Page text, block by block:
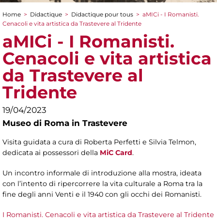
You are here
Home > Didactique > Didactique pour tous > aMICi - I Romanisti.
Cenacoli e vita artistica da Trastevere al Tridente
aMICi - I Romanisti.
Cenacoli e vita artistica
da Trastevere al
Tridente
19/04/2023
Museo di Roma in Trastevere
Visita guidata a cura di Roberta Perfetti e Silvia Telmon,
dedicata ai possessori della MiC Card.
Un incontro informale di introduzione alla mostra, ideata
con l’intento di ripercorrere la vita culturale a Roma tra la
fine degli anni Venti e il 1940 con gli occhi dei Romanisti.
I Romanisti. Cenacoli e vita artistica da Trastevere al Tridente